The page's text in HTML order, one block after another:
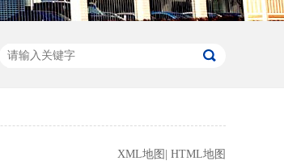
XML地图 HTML地图